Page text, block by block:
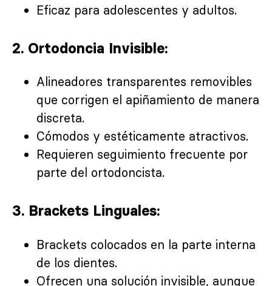
Eficaz para adolescentes y adultos.
2. Ortodoncia Invisible:
Alineadores transparentes removibles
que corrigen el apiñamiento de manera
discreta.
Cómodos y estéticamente atractivos.
Requieren seguimiento frecuente por
parte del ortodoncista.
3. Brackets Linguales:
Brackets colocados en la parte interna
de los dientes.
Ofrecen una solución invisible, aunque